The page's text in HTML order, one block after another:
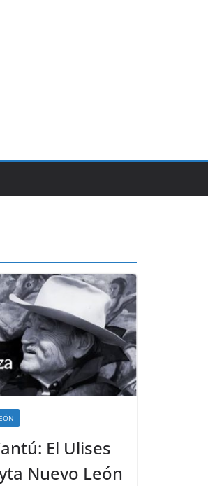
El Ulises
Nuevo León